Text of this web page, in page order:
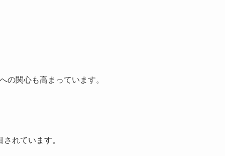
の関心も高まっています。
れています。